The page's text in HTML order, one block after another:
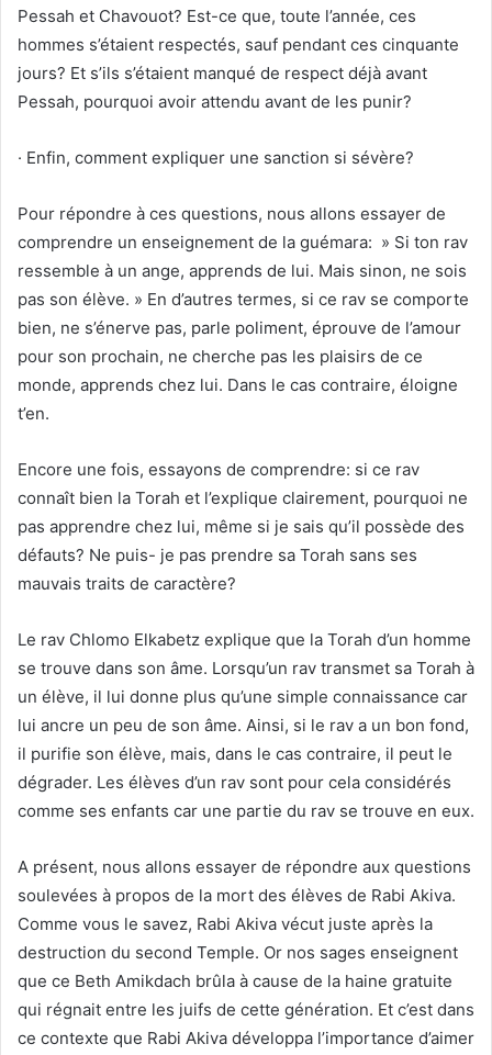
Pessah et Chavouot? Est-ce que, toute l’année, ces
hommes s’étaient respectés, sauf pendant ces cinquante
jours? Et s’ils s’étaient manqué de respect déjà avant
Pessah, pourquoi avoir attendu avant de les punir?
· Enfin, comment expliquer une sanction si sévère?
Pour répondre à ces questions, nous allons essayer de
comprendre un enseignement de la guémara: » Si ton rav
ressemble à un ange, apprends de lui. Mais sinon, ne sois
pas son élève. » En d’autres termes, si ce rav se comporte
bien, ne s’énerve pas, parle poliment, éprouve de l’amour
pour son prochain, ne cherche pas les plaisirs de ce
monde, apprends chez lui. Dans le cas contraire, éloigne
t’en.
Encore une fois, essayons de comprendre: si ce rav
connaît bien la Torah et l’explique clairement, pourquoi ne
pas apprendre chez lui, même si je sais qu’il possède des
défauts? Ne puis- je pas prendre sa Torah sans ses
mauvais traits de caractère?
Le rav Chlomo Elkabetz explique que la Torah d’un homme
se trouve dans son âme. Lorsqu’un rav transmet sa Torah à
un élève, il lui donne plus qu’une simple connaissance car
lui ancre un peu de son âme. Ainsi, si le rav a un bon fond,
il purifie son élève, mais, dans le cas contraire, il peut le
dégrader. Les élèves d’un rav sont pour cela considérés
comme ses enfants car une partie du rav se trouve en eux.
A présent, nous allons essayer de répondre aux questions
soulevées à propos de la mort des élèves de Rabi Akiva.
Comme vous le savez, Rabi Akiva vécut juste après la
destruction du second Temple. Or nos sages enseignent
que ce Beth Amikdach brûla à cause de la haine gratuite
qui régnait entre les juifs de cette génération. Et c’est dans
ce contexte que Rabi Akiva développa l’importance d’aimer